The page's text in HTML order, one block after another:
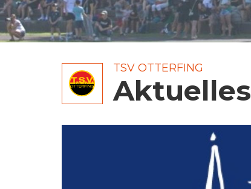
TSV OTTERFING
Aktuelles